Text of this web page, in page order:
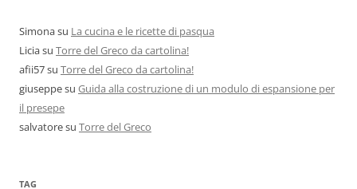
Simonasu La cucina e le ricette di pasqua
Liciasu Torre del Greco da cartolina!
afii57su Torre del Greco da cartolina!
giuseppesu Guida alla costruzione di un modulo di espansione per
il presepe
salvatoresu Torre del Greco
TAG